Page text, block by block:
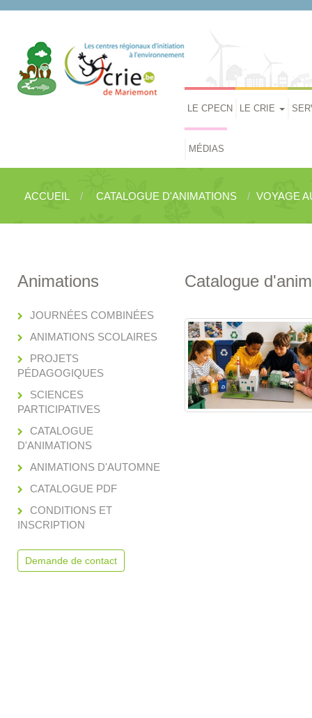
LE CPECN LE CRIE
MÉDIAS
ACCUEIL CATALOGUE D'ANIMATIONS VOYAGE
Animations
JOURNÉES COMBINÉES
ANIMATIONS SCOLAIRES
PROJETS
PÉDAGOGIQUES
SCIENCES
PARTICIPATIVES
CATALOGUE
D'ANIMATIONS
ANIMATIONS D'AUTOMNE
CATALOGUE PDF
CONDITIONS ET
INSCRIPTION
Demande de contact
Catalogue